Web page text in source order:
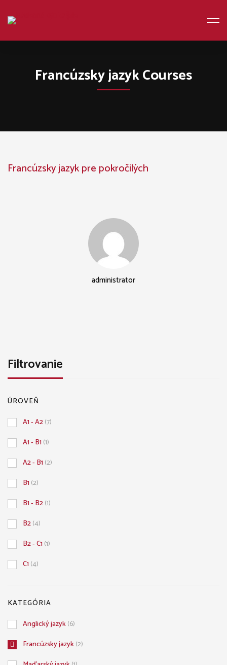
Home
Francúzsky jazyk Courses
Francúzsky
pokročilých
Francúzsky jazyk pre pokročilých
administrator
Filtrovanie
ÚROVEŇ
A1 - A2(7)
A1 - B1 (1)
A2 - B1 (2)
B1 (2)
B1 - B2(1)
B2(4)
B2 - C1 (1)
C1 (4)
KATEGÓRIA
Anglický jazyk(6)
Francúzsky jazyk(2)